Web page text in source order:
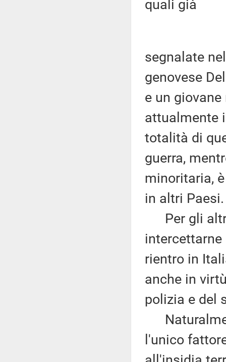
quali già
segnalate
genovese
e un
attualmente
totalità di
guerra,
minoritaria,
in altri Paesi.
Per gli altri
rientro in
anche in
polizia e del
l'unico